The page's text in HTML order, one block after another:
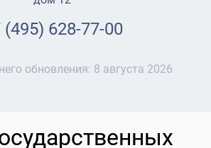
(495) 628-77-00
обновления: 8 августа 2026